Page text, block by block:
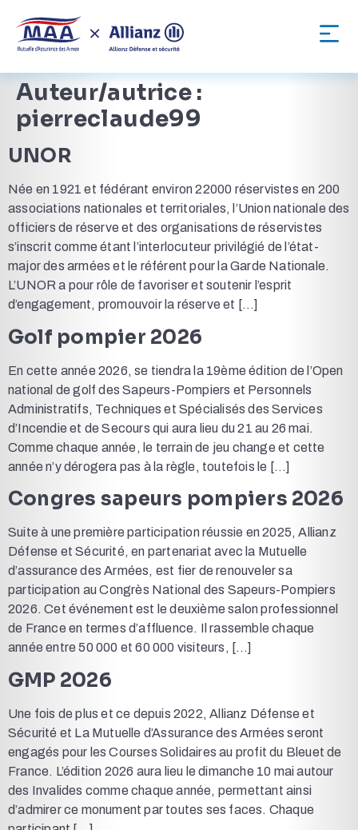
Auteur/autrice :
pierreclaude99
UNOR
Née en 1921 et fédérant environ 22000 réservistes en 200
associations nationales et territoriales, l’Union nationale des
officiers de réserve et des organisations de réservistes
s’inscrit comme étant l’interlocuteur privilégié de l’état-
major des armées et le référent pour la Garde Nationale.
L’UNOR a pour rôle de favoriser et soutenir l’esprit
d’engagement, promouvoir la réserve et […]
Golf pompier 2026
En cette année 2026, se tiendra la 19ème édition de l’Open
national de golf des Sapeurs-Pompiers et Personnels
Administratifs, Techniques et Spécialisés des Services
d’Incendie et de Secours qui aura lieu du 21 au 26 mai.
Comme chaque année, le terrain de jeu change et cette
année n’y dérogera pas à la règle, toutefois le […]
Congres sapeurs pompiers 2026
Suite à une première participation réussie en 2025, Allianz
Défense et Sécurité, en partenariat avec la Mutuelle
d’assurance des Armées, est fier de renouveler sa
participation au Congrès National des Sapeurs-Pompiers
2026. Cet événement est le deuxième salon professionnel
de France en termes d’affluence. Il rassemble chaque
année entre 50 000 et 60 000 visiteurs, […]
GMP 2026
Une fois de plus et ce depuis 2022, Allianz Défense et
Sécurité et La Mutuelle d’Assurance des Armées seront
engagés pour les Courses Solidaires au profit du Bleuet de
France. L’édition 2026 aura lieu le dimanche 10 mai autour
des Invalides comme chaque année, permettant ainsi
d’admirer ce monument par toutes ses faces. Chaque